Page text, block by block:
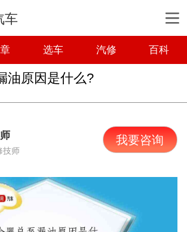
车
选车 汽修 百科
油原因是什么?
技师
我要咨询